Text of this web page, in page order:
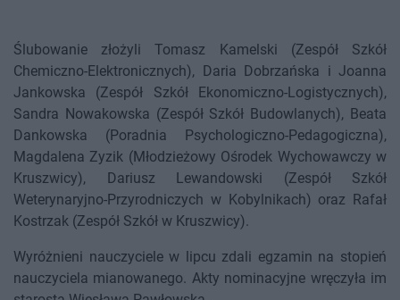
Ślubowanie złożyli Tomasz Kamelski (Zespół Szkół
Chemiczno-Elektronicznych), Daria Dobrzańska i Joanna
Jankowska (Zespół Szkół Ekonomiczno-Logistycznych),
Sandra Nowakowska (Zespół Szkół Budowlanych), Beata
Dankowska (Poradnia Psychologiczno-Pedagogiczna),
Magdalena Zyzik (Młodzieżowy Ośrodek Wychowawczy w
Kruszwicy), Dariusz Lewandowski (Zespół Szkół
Weterynaryjno-Przyrodniczych w Kobylnikach) oraz Rafał
Kostrzak (Zespół Szkół w Kruszwicy).
Wyróżnieni nauczyciele w lipcu zdali egzamin na stopień
nauczyciela mianowanego. Akty nominacyjne wręczyła im